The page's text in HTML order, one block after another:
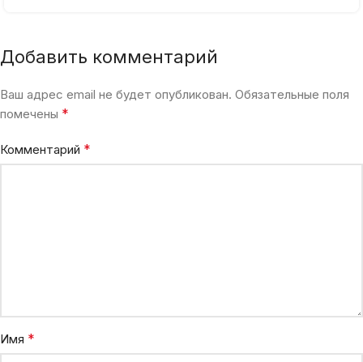
Добавить комментарий
Ваш адрес email не будет опубликован. Обязательные поля
помечены *
Комментарий *
Имя *